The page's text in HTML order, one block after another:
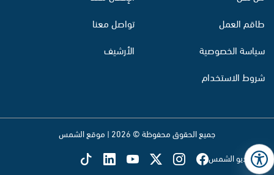
طاقم العمل
سياسة الخصوصية
شروط الاستخدام
تواصل معنا
الأرشيف
جميع الحقوق محفوظة © 2026 | موقع الشمس
تابع راديو الشمس